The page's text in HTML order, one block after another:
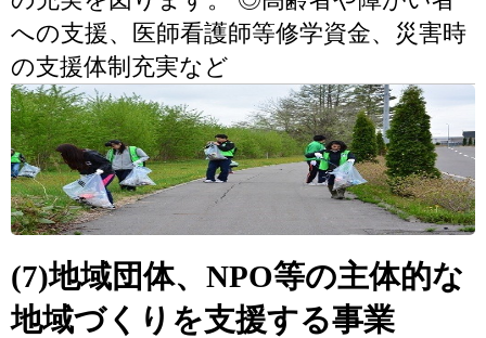
への支援、医師看護師等修学資金、災害時
の支援体制充実など
(7)地域団体、NPO等の主体的な
地域づくりを支援する事業